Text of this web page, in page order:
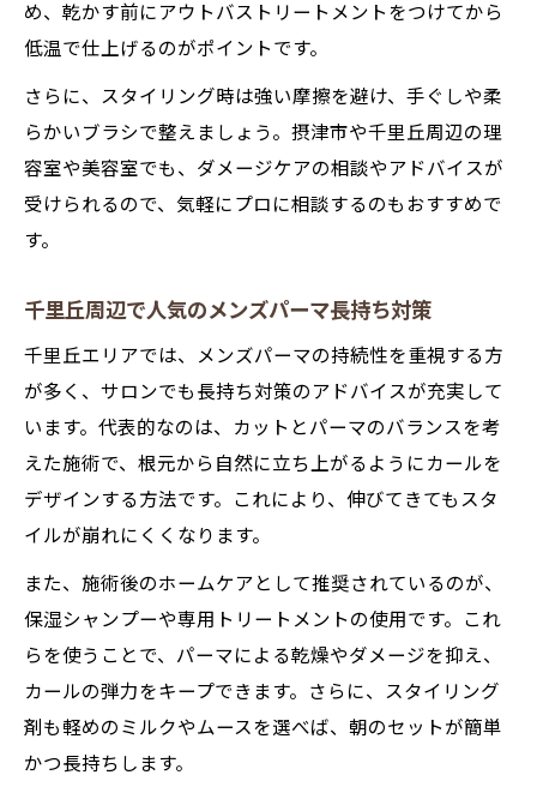
め、乾かす前にアウトバストリートメントをつけてから
低温で仕上げるのがポイントです。
さらに、スタイリング時は強い摩擦を避け、手ぐしや柔
らかいブラシで整えましょう。摂津市や千里丘周辺の理
容室や美容室でも、ダメージケアの相談やアドバイスが
受けられるので、気軽にプロに相談するのもおすすめで
す。
千里丘周辺で人気のメンズパーマ長持ち対策
千里丘エリアでは、メンズパーマの持続性を重視する方
が多く、サロンでも長持ち対策のアドバイスが充実して
います。代表的なのは、カットとパーマのバランスを考
えた施術で、根元から自然に立ち上がるようにカールを
デザインする方法です。これにより、伸びてきてもスタ
イルが崩れにくくなります。
また、施術後のホームケアとして推奨されているのが、
保湿シャンプーや専用トリートメントの使用です。これ
らを使うことで、パーマによる乾燥やダメージを抑え、
カールの弾力をキープできます。さらに、スタイリング
剤も軽めのミルクやムースを選べば、朝のセットが簡単
かつ長持ちします。